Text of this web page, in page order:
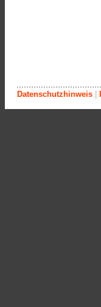
Datenschutzhinweis